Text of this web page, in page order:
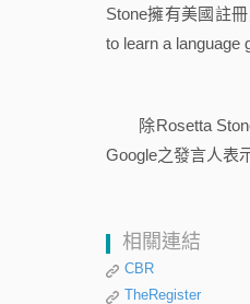
Stone擁有美國註
to learn a language
除Rosetta Stone
Google之發言人表
相關連結
CBR
TheRegister